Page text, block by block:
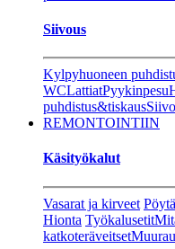
Siivous
Kylpyhuoneen
WCLattiatPyykinpesu
puhdistus&tiskaus
REMONTOINTIIN
Käsityökalut
Vasarat ja kirveet
Hionta Työkalusetit
katkoteräveitset